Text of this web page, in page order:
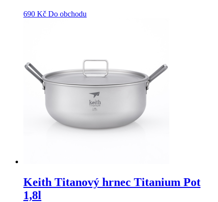
690 Kč Do obchodu
Keith Titanový hrnec Titanium Pot
1,8l